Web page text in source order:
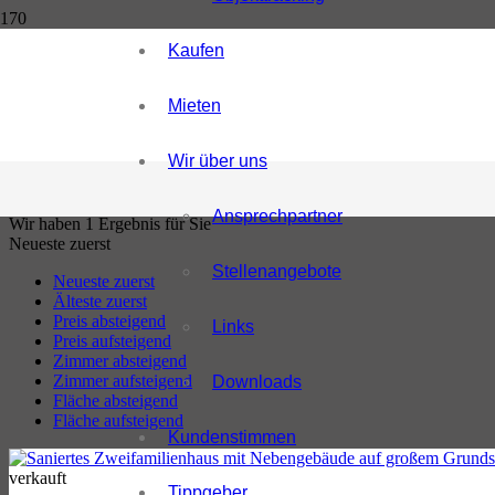
Kaufen
Mieten
Wir über uns
Ansprechpartner
Stellenangebote
Links
Downloads
Kundenstimmen
1 TREFFER ANZEIGEN
Wir haben 1 Ergebnis für Sie
Neueste zuerst
Neueste zuerst
Älteste zuerst
Preis absteigend
Preis aufsteigend
Zimmer absteigend
Zimmer aufsteigend
Fläche absteigend
Fläche aufsteigend
verkauft